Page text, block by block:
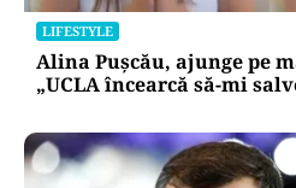
LIFESTYLE
Alina Pușcău, ajunge pe
„UCLA încearcă să-mi